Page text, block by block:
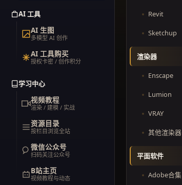
AI 工具
AI 生图
多模型 AI 创作
AI 工具购买
授权卡密 / 创作积分
学习中心
视频教程
渲染 / 建模 / 实战
资源目录
按栏目浏览全站
微信公众号
扫码关注公众号
B站主页
视频教程与动态
Revit
Sketchup
渲染器
Enscape
Lumion
VRAY
其他渲染器
平面软件
Adobe合集